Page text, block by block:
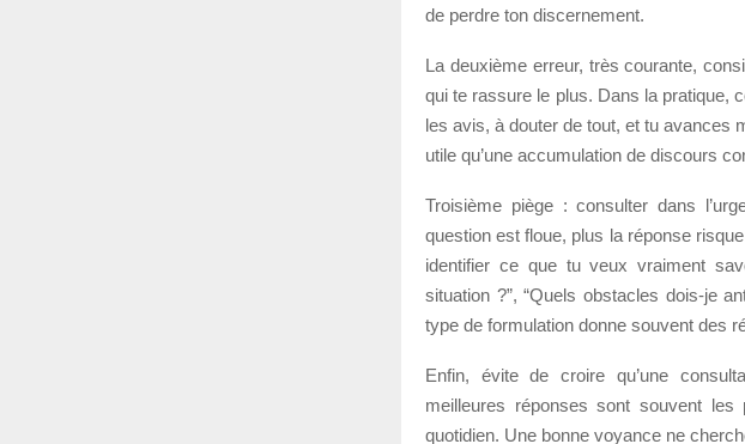
de perdre ton discernement.
La deuxième erreur, très courante,
qui te rassure le plus. Dans la pratique,
les avis, à douter de tout, et tu avances
utile qu’une accumulation de discours
Troisième piège : consulter dans
question est floue, plus la réponse
identifier ce que tu veux vraiment
situation ?”, “Quels obstacles dois-je
type de formulation donne souvent des
Enfin, évite de croire qu’une
meilleures réponses sont souvent
quotidien. Une bonne voyance ne